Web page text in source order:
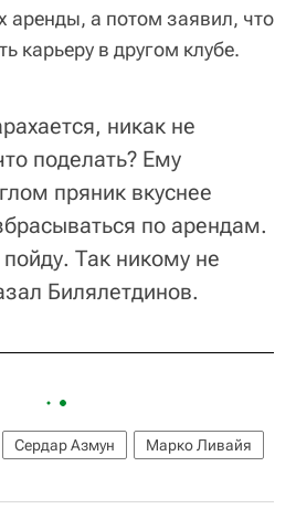
аренды, а потом заявил, что
карьеру в другом клубе.
никак не
поделать? Ему
пряник вкуснее
по арендам.
Так никому не
Билялетдинов.
Сердар Азмун
Марко Ливайя